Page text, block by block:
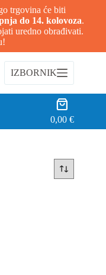
trgovina će biti
do 14. kolovoza.
uredno obrađivati.
IZBORNIK
Košarica
0,00€